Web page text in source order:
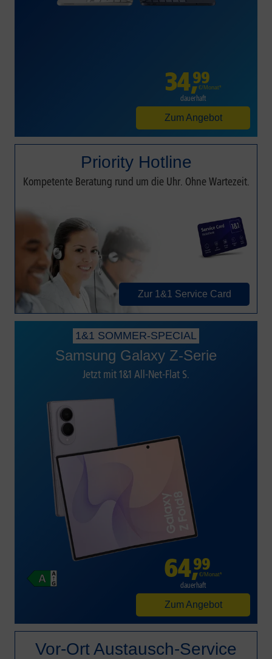
34,99
€/Monat*
dauerhaft
Zum Angebot
Priority Hotline
Kompetente Beratung rund um die Uhr. Ohne Wartezeit.
Zur 1&1 Service Card
1&1 SOMMER-SPECIAL
Samsung Galaxy Z-Serie
Jetzt mit 1&1 All-Net-Flat S.
64,99
€/Monat*
dauerhaft
Zum Angebot
Vor-Ort Austausch-Service